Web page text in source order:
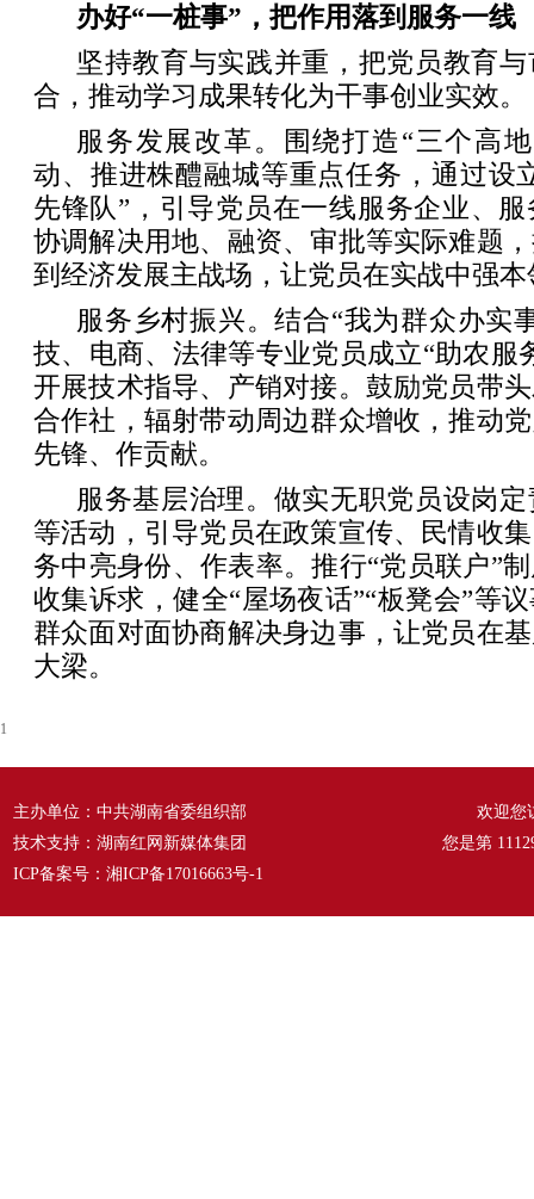
办好“一桩事”，把作用落到服务一线
坚持教育与实践并重，把党员教育
合，推动学习成果转化为干事创业实效。
服务发展改革。围绕打造“三个高
动、推进株醴融城等重点任务，通过设
先锋队”，引导党员在一线服务企业、
协调解决用地、融资、审批等实际难题
到经济发展主战场，让党员在实战中强
服务乡村振兴。结合“我为群众办实
技、电商、法律等专业党员成立“助农服
开展技术指导、产销对接。鼓励党员带
合作社，辐射带动周边群众增收，推动
先锋、作贡献。
服务基层治理。做实无职党员设岗
等活动，引导党员在政策宣传、民情收
务中亮身份、作表率。推行“党员联户”
收集诉求，健全“屋场夜话”“板凳会”等
群众面对面协商解决身边事，让党员在
大梁。
1
主办单位：中共湖南省委组织部
技术支持：湖南红网新媒体集团
ICP备案号： 湘ICP备17016663号-1
欢迎您
您是第